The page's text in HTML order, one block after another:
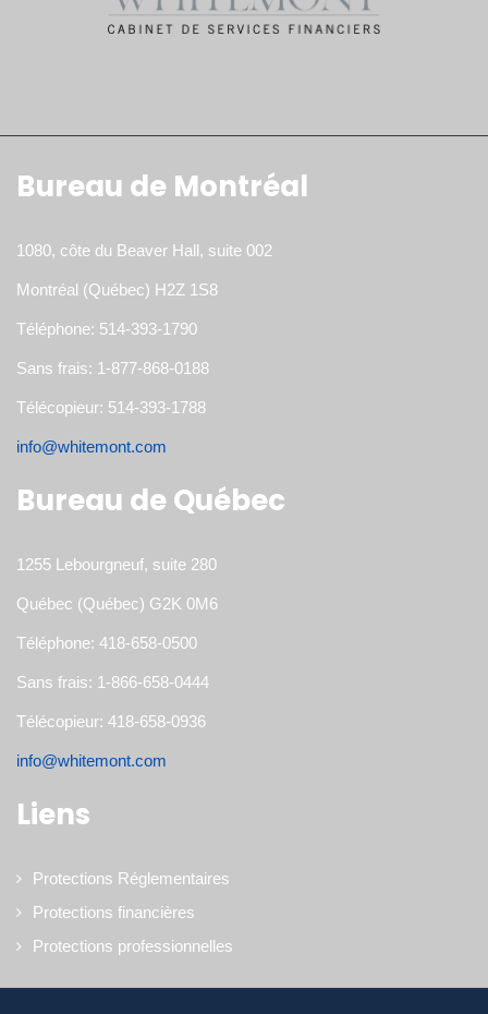
Bureau de Montréal
1080, côte du Beaver Hall, suite 002
Montréal (Québec) H2Z 1S8
Téléphone: 514-393-1790
Sans frais: 1-877-868-0188
Télécopieur: 514-393-1788
info@whitemont.com
Bureau de Québec
1255 Lebourgneuf, suite 280
Québec (Québec) G2K 0M6
Téléphone: 418-658-0500
Sans frais: 1-866-658-0444
Télécopieur: 418-658-0936
info@whitemont.com
Liens
Protections Réglementaires
Protections financières
Protections professionnelles